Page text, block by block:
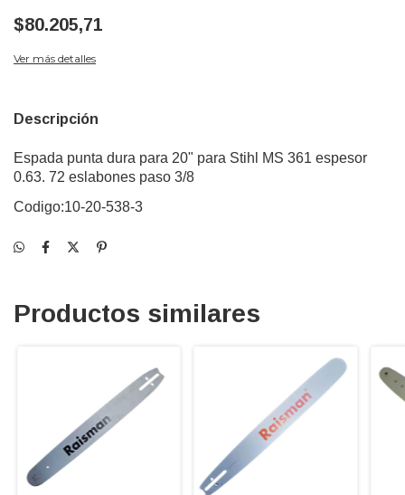
$80.205,71
Ver más detalles
Descripción
Espada punta dura para 20" para Stihl MS 361 espesor
0.63. 72 eslabones paso 3/8
Codigo:10-20-538-3
Productos similares